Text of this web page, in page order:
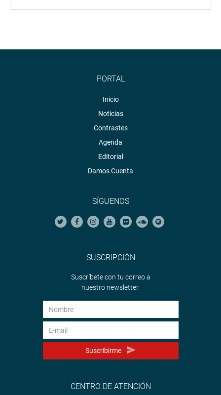
PORTAL
Inicio
Noticias
Contrastes
Agenda
Editorial
Damos Cuenta
SÍGUENOS
SUSCRIPCIÓN
Suscríbete con tu correo a
nuestro newsletter.
Suscribirme
CENTRO DE ATENCIÓN